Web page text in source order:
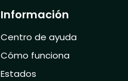
Información
Centro de ayuda
Cómo funciona
Estados